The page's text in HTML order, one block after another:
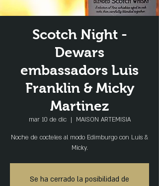
Scotch Night -
Dewars
embassadors Luis
Franklin & Micky
Martinez
mar 10 de dic
  |
MAISON ARTEMISIA
Noche de cocteles al modo Edimburgo con Luis &
Micky.
Se ha cerrado la posibilidad de